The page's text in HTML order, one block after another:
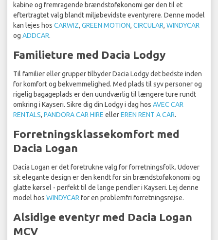
kabine og fremragende brændstoføkonomi gør den til et
eftertragtet valg blandt miljøbevidste eventyrere. Denne model
kan lejes hos CARWIZ, GREEN MOTION, CIRCULAR, WINDYCAR
og ADDCAR.
Familieture med Dacia Lodgy
Til familier eller grupper tilbyder Dacia Lodgy det bedste inden
for komfort og bekvemmelighed. Med plads til syv personer og
rigelig bagageplads er den uundværlig til længere ture rundt
omkring i Kayseri. Sikre dig din Lodgy i dag hos AVEC CAR
RENTALS, PANDORA CAR HIRE ellerEREN RENT A CAR.
Forretningsklassekomfort med
Dacia Logan
Dacia Logan er det foretrukne valg for forretningsfolk. Udover
sit elegante design er den kendt for sin brændstoføkonomi og
glatte kørsel - perfekt til de lange pendler i Kayseri. Lej denne
model hos WINDYCAR for en problemfri forretningsrejse.
Alsidige eventyr med Dacia Logan
MCV